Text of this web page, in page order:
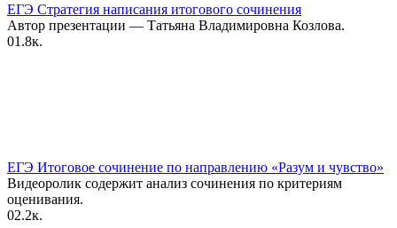
ЕГЭ Стратегия написания итогового сочинения
Автор презентации — Татьяна Владимировна Козлова.
01.8к.
ЕГЭ Итоговое сочинение по направлению «Разум и чувство»
Видеоролик содержит анализ сочинения по критериям
оценивания.
02.2к.